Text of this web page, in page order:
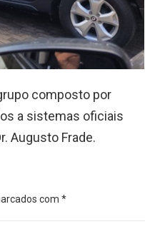
composto por
a sistemas oficiais
Augusto Frade.
com *